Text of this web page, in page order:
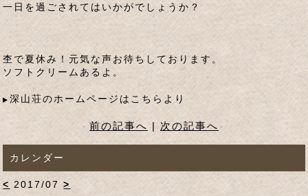
一日を過ごされてはいかがでしょうか？
杢で夏休み！元気な声お待ちしております。
ソフトクリームあるよ。
深山荘のホームページはこちらより
前の記事へ| 次の記事へ
カレンダー
< 2017/07>